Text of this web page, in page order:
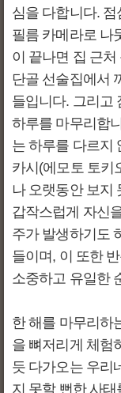
심을 다합니다.
필름 카메라로 나
이 끝나면 집 근처
단골 선술집에서
들입니다. 그리고
하루를 마무리합
는 하루를 다르지
카시(에모토 토키
나 오랫동안 보지
갑작스럽게 자신
주가 발생하기도
들이며, 이 또한
소중하고 유일한
한 해를 마무리하
을 뼈저리게 체험
듯 다가오는 우리
지 못할 뻔한 사